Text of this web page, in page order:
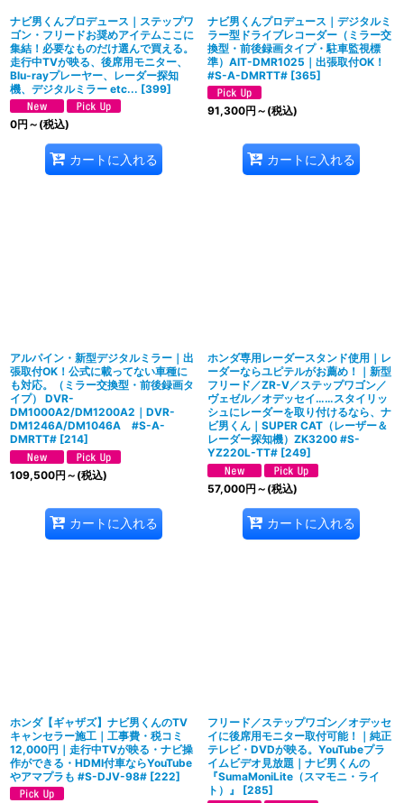
ナビ男くんプロデュース｜ステップワ
ゴン・フリードお奨めアイテムここに
集結！必要なものだけ選んで買える。
走行中TVが映る、後席用モニター、
Blu-rayプレーヤー、レーダー探知
機、デジタルミラー etc... [399]
0円 ～ (税込)
カートに入れる
ナビ男くんプロデュース｜デジタルミ
ラー型ドライブレコーダー（ミラー交
換型・前後録画タイプ・駐車監視標
準）AIT-DMR1025｜出張取付OK！
#S-A-DMRTT# [365]
91,300円 ～ (税込)
カートに入れる
アルパイン・新型デジタルミラー｜出
張取付OK！公式に載ってない車種に
も対応。（ミラー交換型・前後録画タ
イプ） DVR-
DM1000A2/DM1200A2｜DVR-
DM1246A/DM1046A #S-A-
DMRTT# [214]
109,500円 ～ (税込)
カートに入れる
ホンダ専用レーダースタンド使用｜レ
ーダーならユピテルがお薦め！｜新型
フリード／ZR-V／ステップワゴン／
ヴェゼル／オデッセイ……スタイリッ
シュにレーダーを取り付けるなら、ナ
ビ男くん｜SUPER CAT（レーザー＆
レーダー探知機）ZK3200 #S-
YZ220L-TT# [249]
57,000円 ～ (税込)
カートに入れる
ホンダ【ギャザズ】ナビ男くんのTV
キャンセラー施工｜工事費・税コミ
12,000円｜走行中TVが映る・ナビ操
作ができる・HDMI付車ならYouTube
やアマプラも #S-DJV-98# [222]
フリード／ステップワゴン／オデッセ
イに後席用モニター取付可能！｜純正
テレビ・DVDが映る。YouTubeプラ
イムビデオ見放題｜ナビ男くんの
『SumaMoniLite（スマモニ・ライ
ト）』
[285]